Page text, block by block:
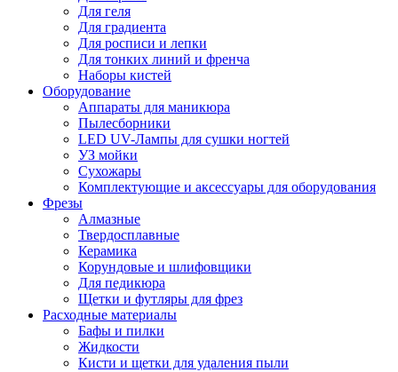
Для геля
Для градиента
Для росписи и лепки
Для тонких линий и френча
Наборы кистей
Оборудование
Аппараты для маникюра
Пылесборники
LED UV-Лампы для сушки ногтей
УЗ мойки
Сухожары
Комплектующие и аксессуары для оборудования
Фрезы
Алмазные
Твердосплавные
Керамика
Корундовые и шлифовщики
Для педикюра
Щетки и футляры для фрез
Расходные материалы
Бафы и пилки
Жидкости
Кисти и щетки для удаления пыли